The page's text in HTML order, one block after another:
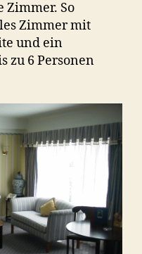
Zimmer. So
Zimmer mit
und ein
zu 6 Personen